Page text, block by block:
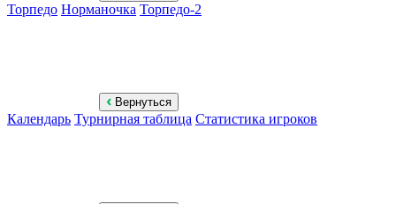
Торпедо Норманочка Торпедо-2
Вернуться
Календарь Турнирная таблица Статистика игроков